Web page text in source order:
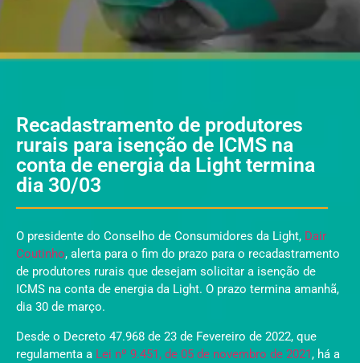
Recadastramento de produtores
rurais para isenção de ICMS na
conta de energia da Light termina
dia 30/03
O presidente do Conselho de Consumidores da Light, Dair
Coutinho, alerta para o fim do prazo para o recadastramento
de produtores rurais que desejam solicitar a isenção de
ICMS na conta de energia da Light. O prazo termina amanhã,
dia 30 de março.
Desde o Decreto 47.968 de 23 de Fevereiro de 2022, que
regulamenta a Lei nº 9.451, de 05 de novembro de 2021, há a